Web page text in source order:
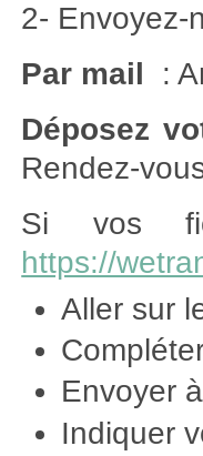
2- Envoyez-
Par mail
:
Déposez
Rendez-
Si vos
https://
Aller sur
Envoyer
Indiquer